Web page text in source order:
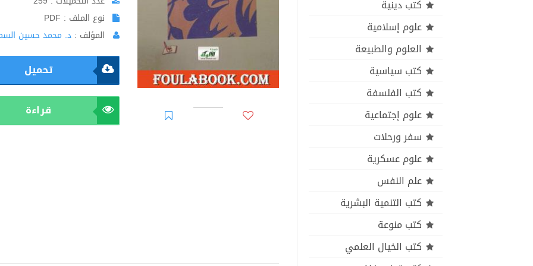
كتب دينية
علوم إسلامية
العلوم والطبيعة
كتب سياسية
كتب الفلسفة
علوم إجتماعية
سفر ورحلات
علوم عسكرية
علم النفس
كتب التنمية البشرية
كتب منوعة
كتب الخيال العلمي
نوع الملف : PDF
المؤلف : د. محمد حسين
تحميل
قراءة